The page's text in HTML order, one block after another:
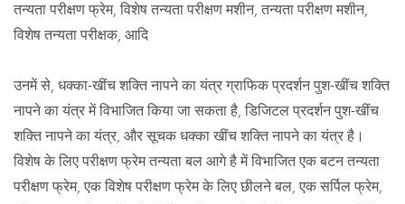
तन्यता परीक्षण फ्रेम, विशेष तन्यता परीक्षण मशीन, तन्यता परीक्षण मशीन,
विशेष तन्यता परीक्षक, आदि
उनमें से, धक्का-खींच शक्ति नापने का यंत्र ग्राफिक प्रदर्शन पुश-खींच शक्ति
नापने का यंत्र में विभाजित किया जा सकता है, डिजिटल प्रदर्शन पुश-खींच
शक्ति नापने का यंत्र, और सूचक धक्का खींच शक्ति नापने का यंत्र है।
विशेष के लिए परीक्षण फ्रेम तन्यता बल आगे है में विभाजित एक बटन तन्यता
परीक्षण फ्रेम, एक विशेष परीक्षण फ्रेम के लिए छीलने बल, एक सर्पिल फ्रेम,